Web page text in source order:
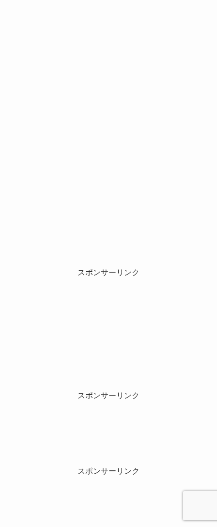
スポンサーリンク
スポンサーリンク
スポンサーリンク